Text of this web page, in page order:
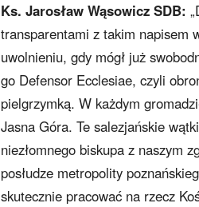
Ks. Jarosław Wąsowicz SDB:
transparentami z takim napisem
uwolnieniu, gdy mógł już
go Defensor Ecclesiae, czyli
pielgrzymką. W każdym
Jasna Góra. Te salezjańskie
niezłomnego biskupa z naszym
posłudze metropolity
skutecznie pracować na rzecz